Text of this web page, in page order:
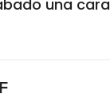
una cara